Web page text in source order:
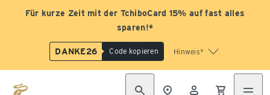
Für kurze Zeit mit der TchiboCard 15% auf fast alles
sparen!*
DANKE26 Code kopieren Hinweis*